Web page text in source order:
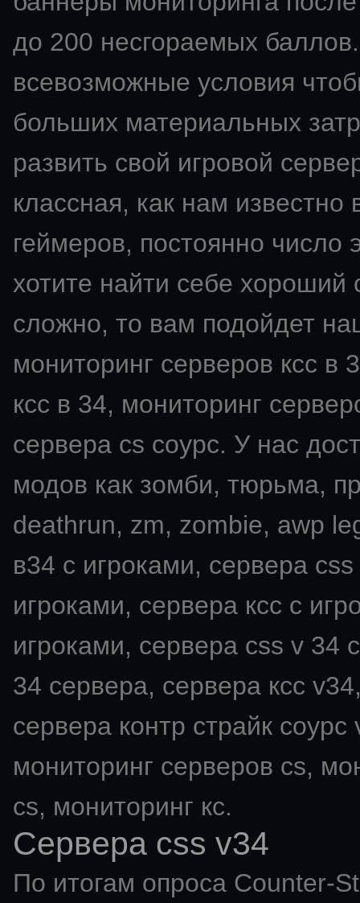
до 200 несгораемых
всевозможные условия
больших материальных
развить свой игровой
классная, как нам
геймеров, постоянно число
хотите найти себе хороший
сложно, то вам подойдет
мониторинг серверов ксс в
ксс в 34, мониторинг
сервера cs соурс. У нас
модов как зомби, тюрьма,
deathrun, zm, zombie, awp
в34 с игроками, сервера
игроками, сервера ксс с
игроками, сервера css v 34
34 сервера, сервера ксс
сервера контр страйк
мониторинг серверов cs,
cs, мониторинг кс.
Сервера css v34
По итогам опроса Counter-